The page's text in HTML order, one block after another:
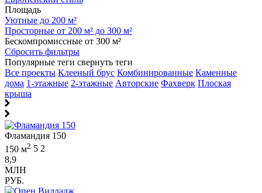
Площадь
Уютные до 200 м²
Просторные от 200 м² до 300 м²
Бескомпромиссные от 300 м²
Сбросить фильтры
Популярные теги свернуть теги
Все проекты Клееный брус Комбинированные Каменные
дома 1-этажные 2-этажные Авторские Фахверк Плоская
крыша
Фламандия 150
150 м2 5 2
8,9
МЛН
РУБ.